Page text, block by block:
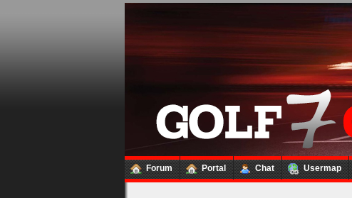
Forum Portal Chat Usermap
Loginbox
Trage
bitte
in
die
nachfolgenden
Felder
Deinen
Benutzernamen
und
Kennwort
ein,
um